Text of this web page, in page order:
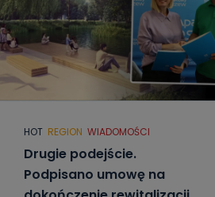
HOT REGION WIADOMOŚCI
Drugie podejście.
Podpisano umowę na